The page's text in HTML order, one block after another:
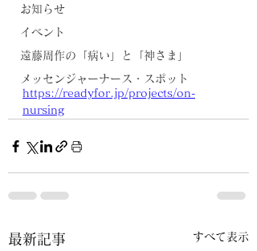
お知らせ
イベント
遠藤周作の「病い」と「神さま」
メッセンジャーナース・スポット
https://readyfor.jp/projects/on-
nursing
最新記事 すべて表示